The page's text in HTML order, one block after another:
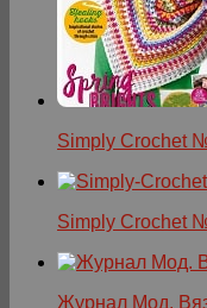
Simply Crochet
Simply Crochet
Журнал Мод.